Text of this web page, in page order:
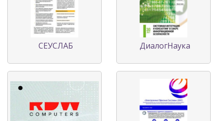
СЕУСЛАБ ДиалогНаука